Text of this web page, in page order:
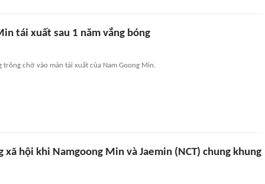
tái xuất sau 1 năm vắng bóng
trông chờ vào màn tái xuất của Nam Goong Min.
xã hội khi Namgoong Min và Jaemin (NCT) chung khung